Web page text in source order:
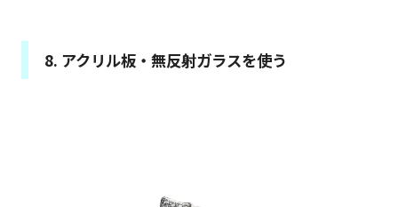
8. アクリル板・無反射ガラスを使う